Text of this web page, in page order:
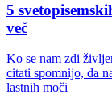
5
več
Ko se nam zdi
citati spomnijo, da
lastnih moči